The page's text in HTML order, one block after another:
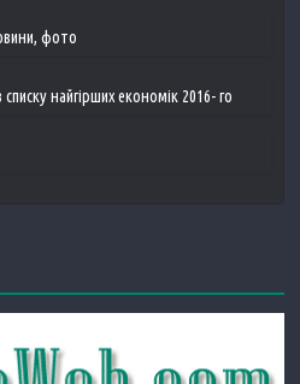
фото
найгірших економік 2016- го